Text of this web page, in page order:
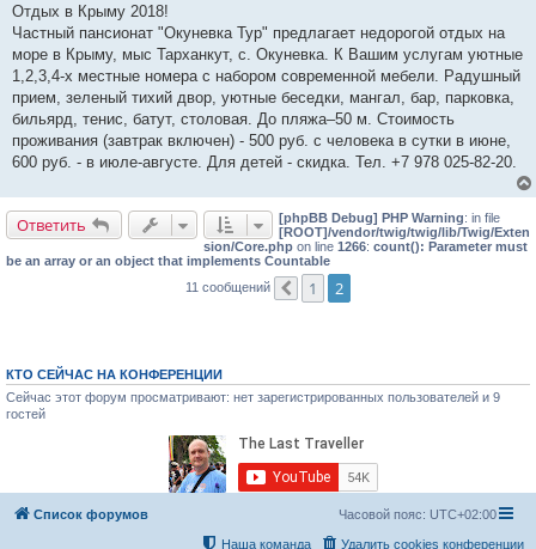
о
б
щ
е
н
и
е
Отдых в Крыму 2018!
Частный пансионат "Окуневка Тур" предлагает недорогой отдых на
море в Крыму, мыс Тарханкут, с. Окуневка. К Вашим услугам уютные
1,2,3,4-х местные номера с набором современной мебели. Радушный
прием, зеленый тихий двор, уютные беседки, мангал, бар, парковка,
бильярд, тенис, батут, столовая. До пляжа–50 м. Стоимость
проживания (завтрак включен) - 500 руб. с человека в сутки в июне,
600 руб. - в июле-августе. Для детей - скидка. Тел. +7 978 025-82-20.
Ответить [phpBB Debug] PHP Warning: in file
[ROOT]/vendor/twig/twig/lib/Twig/Exten
sion/Core.php on line 1266: count(): Parameter must
be an array or an object that implements Countable
11 сообщений
Пред.
1 2
КТО СЕЙЧАС НА КОНФЕРЕНЦИИ
Сейчас этот форум просматривают: нет зарегистрированных пользователей и 9
гостей
Список форумов Часовой пояс: UTC+02:00
Удалить cookies конференции
Наша команда